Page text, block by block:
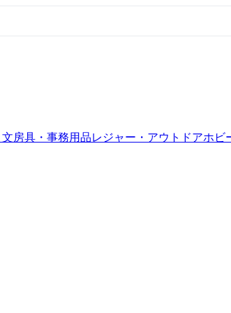
文房具・事務用品レジャー・アウトドアホビ